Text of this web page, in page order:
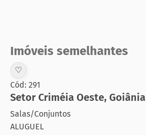
Imóveis semelhantes
♡
Cód: 291
Setor Criméia Oeste, Goiânia
Salas/Conjuntos
ALUGUEL